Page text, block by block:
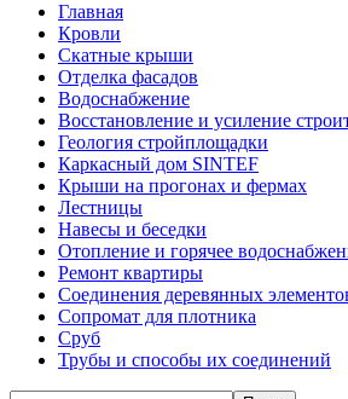
Главная
Кровли
Скатные крыши
Отделка фасадов
Водоснабжение
Восстановление и усиление
Геология стройплощадки
Каркасный дом SINTEF
Крыши на прогонах и фермах
Лестницы
Навесы и беседки
Отопление и горячее
Ремонт квартиры
Соединения деревянных
Сопромат для плотника
Сруб
Трубы и способы их соединений